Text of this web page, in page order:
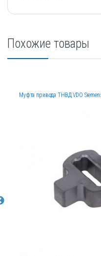
Похожие товары
Муфта привода ТНВД VDO